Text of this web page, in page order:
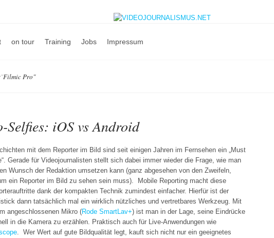
on tour Training Jobs Impressum
"Filmic Pro"
Selfies: iOS vs Android
mit dem Reporter im Bild sind seit einigen Jahren im Fernsehen ein „Must
Gerade für Videojournalisten stellt sich dabei immer wieder die Frage, wie man
Wunsch der Redaktion umsetzen kann (ganz abgesehen von den Zweifeln,
ein Reporter im Bild zu sehen sein muss). Mobile Reporting macht diese
dank der kompakten Technik zumindest einfacher. Hierfür ist der
dann tatsächlich mal ein wirklich nützliches und vertretbares Werkzeug. Mit
angeschlossenen Mikro (Rode SmartLav+) ist man in der Lage, seine Eindrücke
in die Kamera zu erzählen. Praktisch auch für Live-Anwendungen wie
. Wer Wert auf gute Bildqualität legt, kauft sich nicht nur ein geeignetes